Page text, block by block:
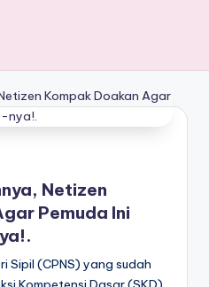
Netizen
Pemuda Ini
Sipil (CPNS) yang sudah